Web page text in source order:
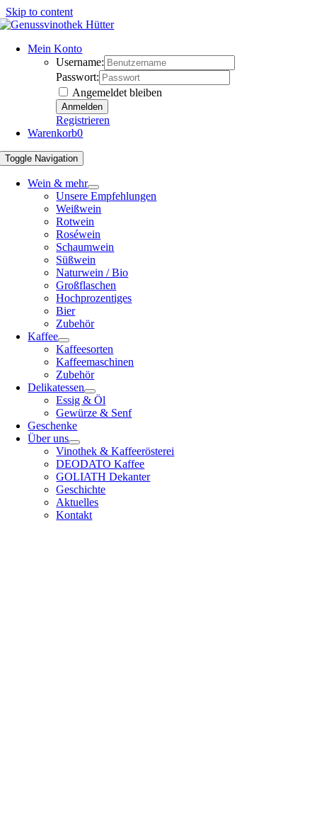
Skip to content
Mein Konto
Username:
Passwort:
Angemeldet bleiben
Registrieren
Warenkorb0
Toggle Navigation
Wein & mehr
Unsere Empfehlungen
Weißwein
Rotwein
Roséwein
Schaumwein
Süßwein
Naturwein / Bio
Großflaschen
Hochprozentiges
Bier
Zubehör
Kaffee
Kaffeesorten
Kaffeemaschinen
Zubehör
Delikatessen
Essig & Öl
Gewürze & Senf
Geschenke
Über uns
Vinothek & Kaffeerösterei
DEODATO Kaffee
GOLIATH Dekanter
Geschichte
Aktuelles
Kontakt